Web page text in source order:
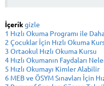
İçerikgizle
1 Hızlı Okuma Programı ile
2 Çocuklar İçin Hızlı Okuma
3 Ortaokul Hızlı Okuma Kursu
4 Hızlı Okumanın Faydaları
5 Hızlı Okumayı Kimler Alabilir
6 MEB ve ÖSYM Sınavları İçin